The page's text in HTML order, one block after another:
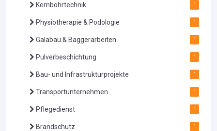
Kernbohrtechnik 1
Physiotherapie & Podologie 1
Galabau & Baggerarbeiten 1
Pulverbeschichtung 1
Bau- und Infrastrukturprojekte 1
Transportunternehmen 1
Pflegedienst 1
Brandschutz 1